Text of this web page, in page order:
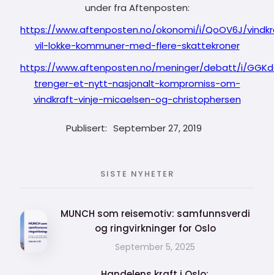
under fra Aftenposten:
https://www.aftenposten.no/okonomi/i/QoOV6J/
vil-lokke-kommuner-med-flere-skattekroner
https://www.aftenposten.no/meninger/debatt/i/
trenger-et-nytt-nasjonalt-kompromiss-om-
vindkraft-vinje-micaelsen-og-christophersen
Publisert: September 27, 2019
SISTE NYHETER
MUNCH som reisemotiv: samfunnsverdi
og ringvirkninger for Oslo
September 5, 2025